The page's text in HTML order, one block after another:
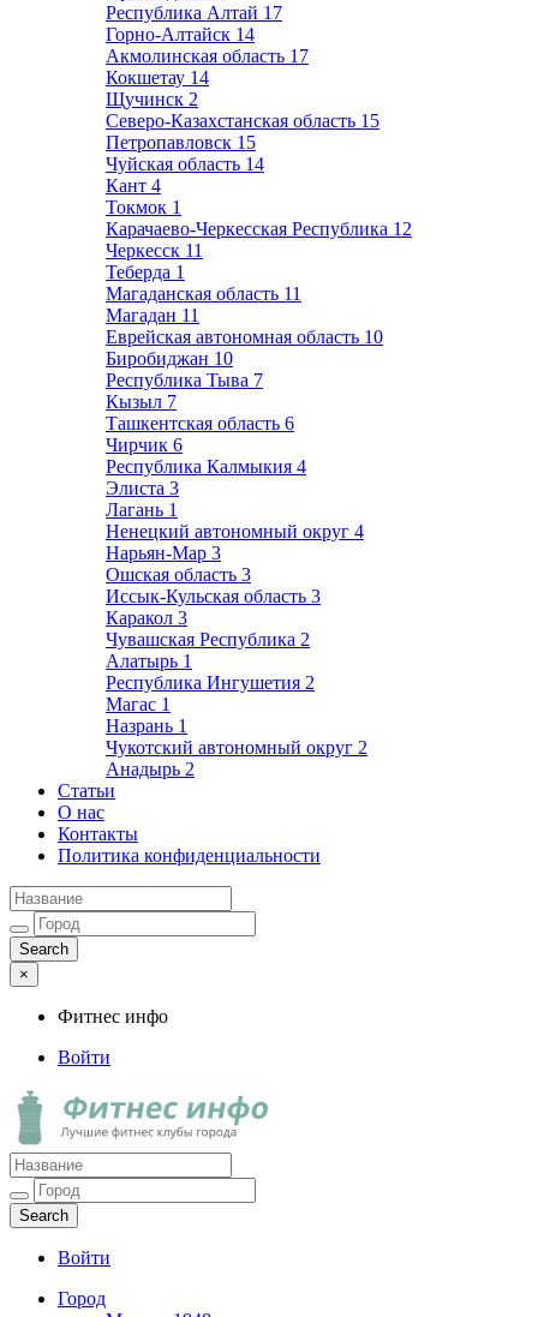
Республика Алтай 17
Горно-Алтайск 14
Акмолинская область 17
Кокшетау 14
Щучинск 2
Северо-Казахстанская область 15
Петропавловск 15
Чуйская область 14
Кант 4
Токмок 1
Карачаево-Черкесская Республика 12
Черкесск 11
Теберда 1
Магаданская область 11
Магадан 11
Еврейская автономная область 10
Биробиджан 10
Республика Тыва 7
Кызыл 7
Ташкентская область 6
Чирчик 6
Республика Калмыкия 4
Элиста 3
Лагань 1
Ненецкий автономный округ 4
Нарьян-Мар 3
Ошская область 3
Иссык-Кульская область 3
Каракол 3
Чувашская Республика 2
Алатырь 1
Республика Ингушетия 2
Магас 1
Назрань 1
Чукотский автономный округ 2
Анадырь 2
Статьи
О нас
Контакты
Политика конфиденциальности
×
Фитнес инфо
Войти
Фитнес инфо
Лучшие фитнес клубы города
Войти
Город